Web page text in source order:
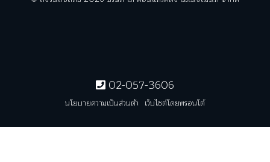
02-057-3606
นโยบายความเป็นส่วนตัว เว็บไซต์โดยพรอนโต้